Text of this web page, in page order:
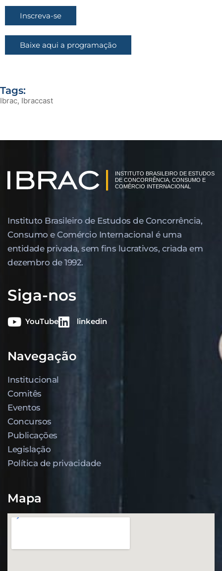
Inscreva-se
Baixe aqui a programação
Tags:
Ibrac, Ibraccast
Instituto Brasileiro de Estudos de Concor­rência,
Consumo e Comércio Internacional é uma
entidade privada, sem fins lucrativos, criada em
dezembro de 1992.
Siga-nos
YouTube linkedin
Navegação
Institucional
Comitês
Eventos
Concursos
Publicações
Legislação
Política de privacidade
Mapa